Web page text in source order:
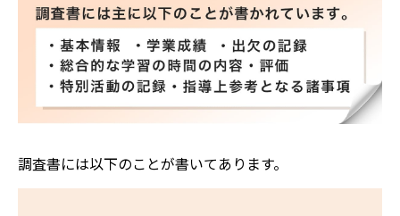
調査書には以下のことが書いてあります。